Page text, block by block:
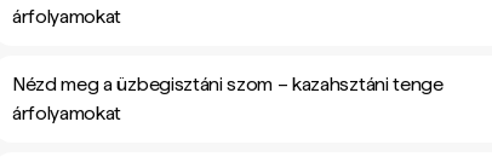
árfolyamokat
Nézd meg a üzbegisztáni szom – kazahsztáni tenge
árfolyamokat